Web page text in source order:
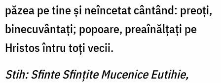
păzea pe tine şi neîncetat cântând: preoţi,
binecuvântaţi; popoare, preaînălţaţi pe
Hristos întru toţi vecii.
Stih: Sfinte Sfinţite Mucenice Eutihie,